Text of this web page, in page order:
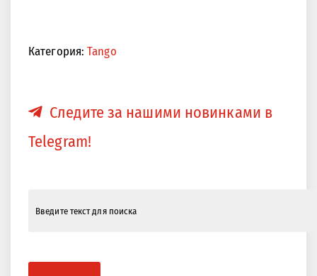
Категория:Tango
Следите за нашими новинками в
Telegram!